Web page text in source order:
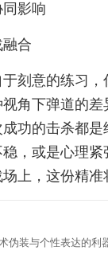
影响
合
刻意的练习
角下弹道的
功的击杀都
，或是心理
上，这份精准
伪装与个性表达的利